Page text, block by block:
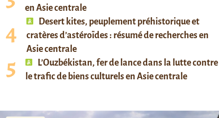
en Asie centrale
Desert kites, peuplement préhistorique et
cratères d’astéroïdes : résumé de recherches en
Asie centrale
L’Ouzbékistan, fer de lance dans la lutte contre
le trafic de biens culturels en Asie centrale